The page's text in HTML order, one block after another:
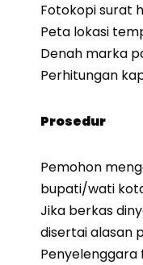
Fotokopi surat
Peta lokasi
Denah marka
Perhitungan
Prosedur
Pemohon
bupati/wati
Jika berkas
disertai alasan